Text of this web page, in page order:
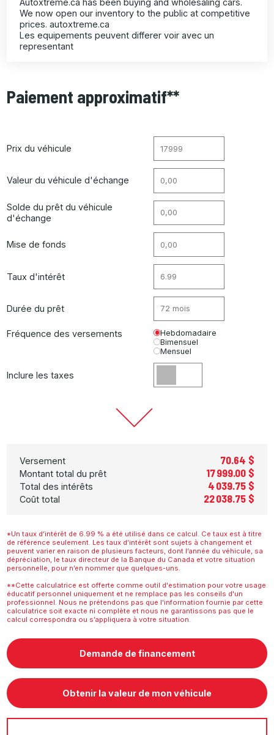
We now open our inventory to the public at competitive
prices. autoxtreme.ca
Les equipements peuvent differer voir avec un
representant
Paiement approximatif**
Prix du véhicule
Valeur du véhicule d'échange
Solde du prêt du véhicule
d'échange
Mise de fonds
Taux d'intérêt
Durée du prêt
Fréquence des versements
Hebdomadaire
Bimensuel
Mensuel
Inclure les taxes
Versement 70.64 $
Montant total du prêt 17 999.00 $
Total des intérêts 4 039.75 $
Coût total 22 038.75 $
*Un taux d’intérêt de 6.99 % a été utilisé dans ce calcul. Ce taux est à titre
de référence seulement. Les taux d’intérêt sont sujets à changement et
peuvent varier en raison de plusieurs facteurs, dont l’année du véhicule, sa
dépréciation, le taux directeur de la Banque du Canada et votre situation
personnelle, pour n’en nommer que quelques-uns.
**Cette calculatrice est offerte comme outil d'estimation pour votre usage
éducatif personnel uniquement et ne remplace pas les conseils d'un
professionnel. Nous ne prétendons pas que l'information fournie par cette
calculatrice soit exacte ni complète et nous ne garantissons pas que le
calcul correspondra ou s’appliquera à votre situation.
Demande de financement
Obtenir la valeur de mon véhicule